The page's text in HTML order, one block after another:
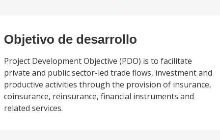
Objetivo de desarrollo
Project Development Objective (PDO) is to facilitate
private and public sector-led trade flows, investment and
productive activities through the provision of insurance,
coinsurance, reinsurance, financial instruments and
related services.